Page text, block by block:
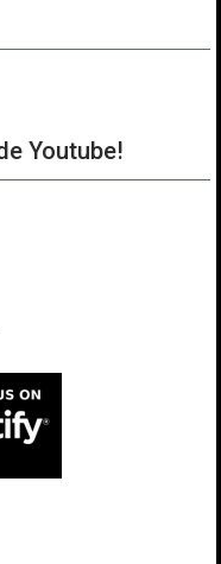
Youtube!